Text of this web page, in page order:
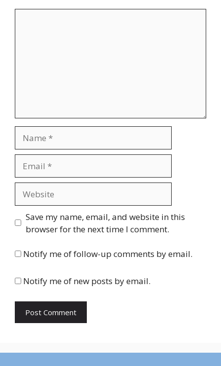
Save my name, email, and website in this
browser for the next time I comment.
Notify me of follow-up comments by email.
Notify me of new posts by email.